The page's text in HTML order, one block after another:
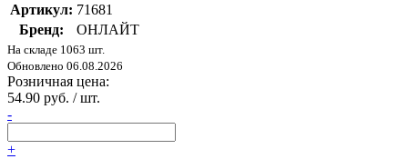
Артикул: 71681
Бренд:
ОНЛАЙТ
На складе 1063 шт.
Обновлено 06.08.2026
Розничная цена:
54.90 руб. / шт.
-
+